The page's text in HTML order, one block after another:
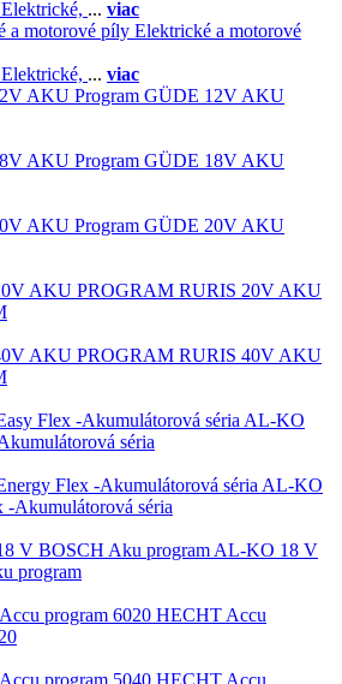
Elektrické, ... viac
Elektrické a motorové
Elektrické, ... viac
GÜDE 12V AKU
GÜDE 18V AKU
GÜDE 20V AKU
RURIS 20V AKU
RURIS 40V AKU
AL-KO
séria
AL-KO
-Akumulátorová séria
AL-KO 18 V
program
HECHT Accu
HECHT Accu